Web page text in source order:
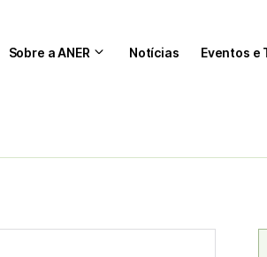
Sobre a ANER Notícias Eventos e